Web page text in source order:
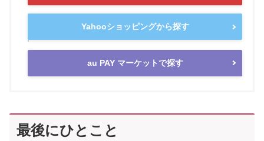
Yahooショッピングから探す
au PAY マーケットで探す
最後にひとこと